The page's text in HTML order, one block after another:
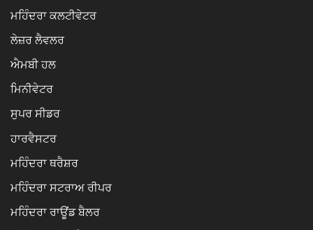
ਮਹਿੰਦਰਾ ਕਲਟੀਵੇਟਰ
ਲੇਜ਼ਰ ਲੈਵਲਰ
ਐਮਬੀ ਹਲ
ਮਿਨੀਵੇਟਰ
ਸੁਪਰ ਸੀਡਰ
ਹਾਰਵੈਸਟਰ
ਮਹਿੰਦਰਾ ਥਰੈਸ਼ਰ
ਮਹਿੰਦਰਾ ਸਟਰਾਅ ਰੀਪਰ
ਮਹਿੰਦਰਾ ਰਾਊਂਡ ਬੈਲਰ